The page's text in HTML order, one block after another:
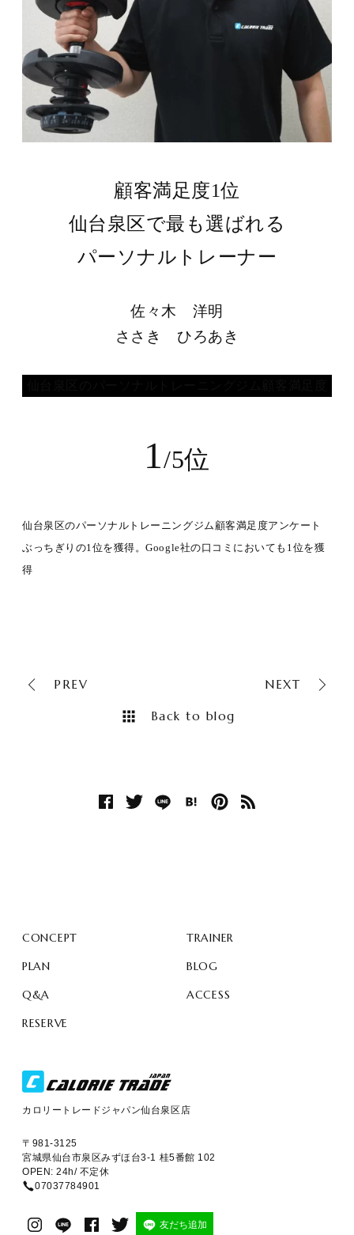
顧客満足度1位
仙台泉区で最も選ばれる
パーソナルトレーナー
佐々木 洋明
ささき ひろあき
1/5位
仙台泉区のパーソナルトレーニングジム顧客満足度アンケート
ぶっちぎりの1位を獲得。Google社の口コミにおいても1位を獲
得
PREV NEXT
Back to blog
CONCEPT
TRAINER
PLAN
BLOG
Q&A
ACCESS
RESERVE
カロリートレードジャパン仙台泉区店
〒981-3125
宮城県仙台市泉区みずほ台3-1 桂5番館 102
OPEN: 24h/ 不定休
07037784901
友だち追加